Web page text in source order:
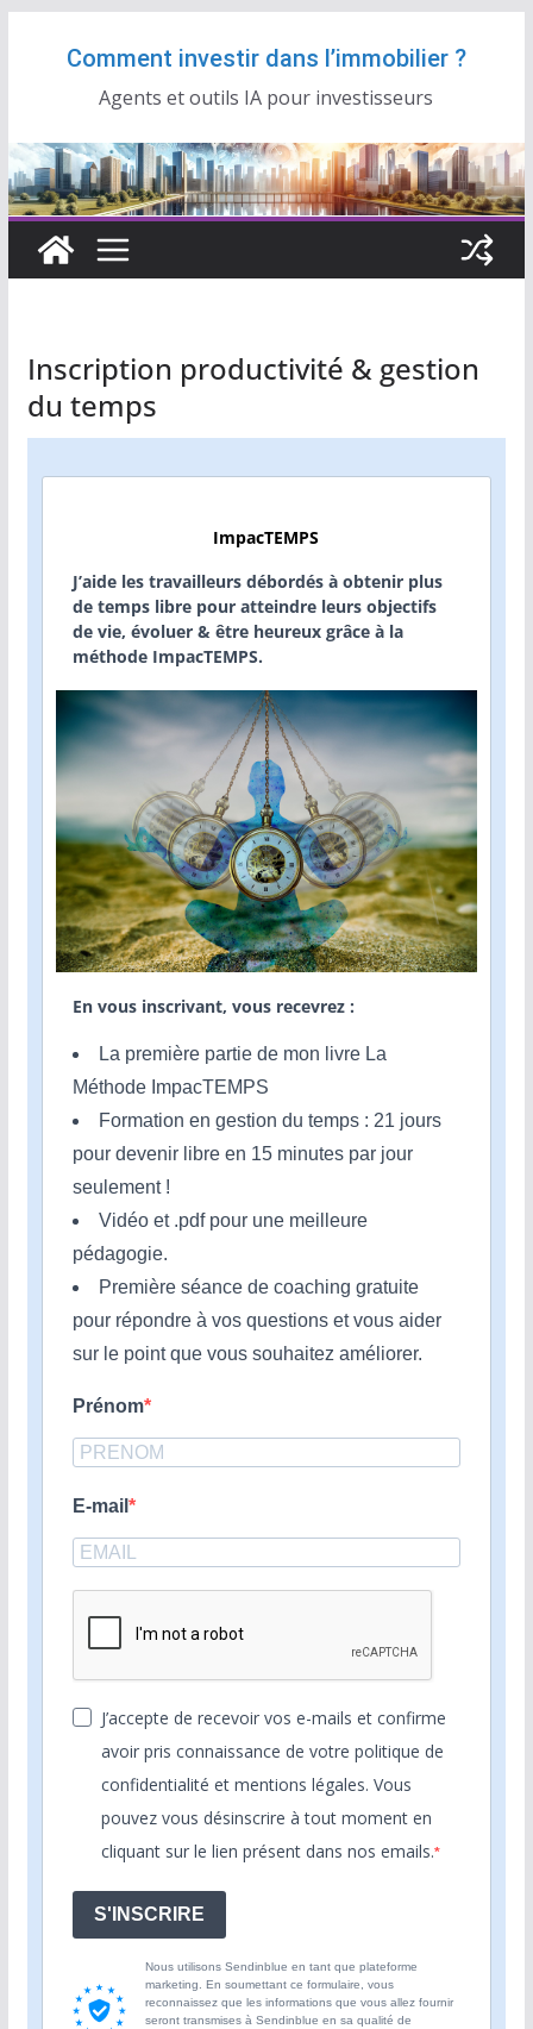
Comment investir dans l’immobilier ?
Agents et outils IA pour investisseurs
Inscription productivité & gestion
du temps
ImpacTEMPS
J’aide les travailleurs débordés à obtenir plus
de temps libre pour atteindre leurs objectifs
de vie, évoluer & être heureux grâce à la
méthode ImpacTEMPS.
En vous inscrivant, vous recevrez :
La première partie de mon livre La
Méthode ImpacTEMPS
Formation en gestion du temps : 21 jours
pour devenir libre en 15 minutes par jour
seulement !
Vidéo et .pdf pour une meilleure
pédagogie.
Première séance de coaching gratuite
pour répondre à vos questions et vous aider
sur le point que vous souhaitez améliorer.
Prénom
E-mail
J’accepte de recevoir vos e-mails et confirme
avoir pris connaissance de votre politique de
confidentialité et mentions légales. Vous
pouvez vous désinscrire à tout moment en
cliquant sur le lien présent dans nos emails.
S'INSCRIRE
Nous utilisons Sendinblue en tant que plateforme
marketing. En soumettant ce formulaire, vous
reconnaissez que les informations que vous allez fournir
seront transmises à Sendinblue en sa qualité de